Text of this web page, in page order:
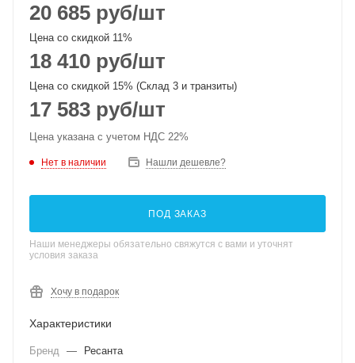
20 685 руб/шт
Цена со скидкой 11%
18 410 руб/шт
Цена со скидкой 15% (Склад 3 и транзиты)
17 583 руб/шт
Цена указана с учетом НДС 22%
Нет в наличии Нашли дешевле?
ПОД ЗАКАЗ
Наши менеджеры обязательно свяжутся с вами и уточнят
условия заказа
Хочу в подарок
Характеристики
Бренд —
Ресанта